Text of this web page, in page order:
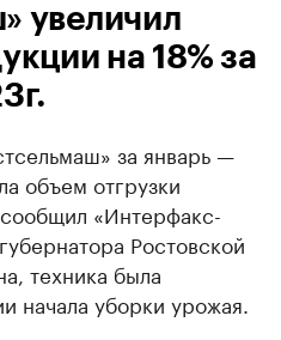
увеличил
на 18% за
за январь —
объем отгрузки
«Интерфакс-
Ростовской
техника была
начала уборки урожая.